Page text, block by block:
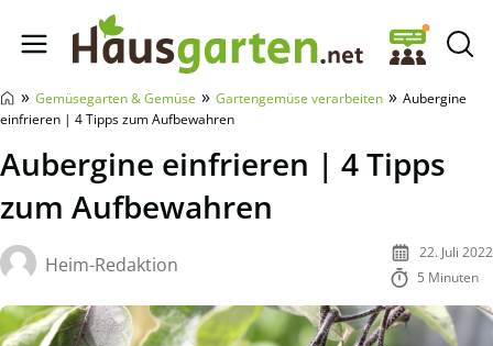
Hausgarten.net
» Gemüsegarten & Gemüse » Gartengemüse verarbeiten » Aubergine
einfrieren | 4 Tipps zum Aufbewahren
Aubergine einfrieren | 4 Tipps
zum Aufbewahren
Heim-Redaktion
22. Juli 2022
5 Minuten